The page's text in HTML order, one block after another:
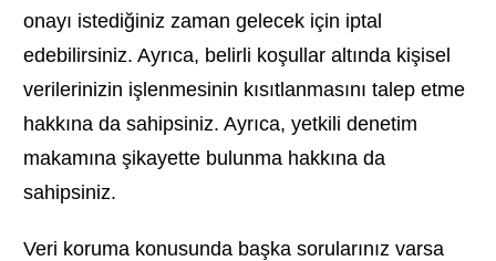
onayı istediğiniz zaman gelecek için iptal
edebilirsiniz. Ayrıca, belirli koşullar altında kişisel
verilerinizin işlenmesinin kısıtlanmasını talep etme
hakkına da sahipsiniz. Ayrıca, yetkili denetim
makamına şikayette bulunma hakkına da
sahipsiniz.
Veri koruma konusunda başka sorularınız varsa